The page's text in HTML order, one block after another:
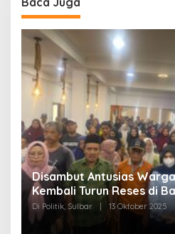
Disambut Antusias
Kembali Turun Reses di
Di Politik, Sulbar | 13 Oktober 2025